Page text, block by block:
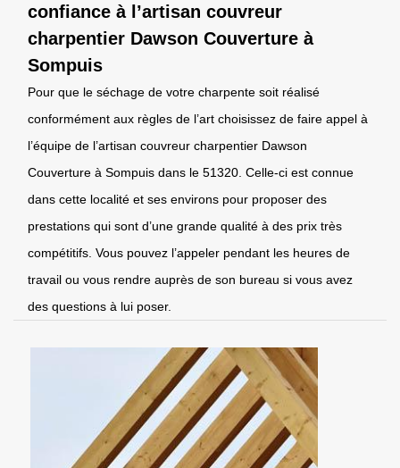
confiance à l’artisan couvreur
charpentier Dawson Couverture à
Sompuis
Pour que le séchage de votre charpente soit réalisé
conformément aux règles de l’art choisissez de faire appel à
l’équipe de l’artisan couvreur charpentier Dawson
Couverture à Sompuis dans le 51320. Celle-ci est connue
dans cette localité et ses environs pour proposer des
prestations qui sont d’une grande qualité à des prix très
compétitifs. Vous pouvez l’appeler pendant les heures de
travail ou vous rendre auprès de son bureau si vous avez
des questions à lui poser.